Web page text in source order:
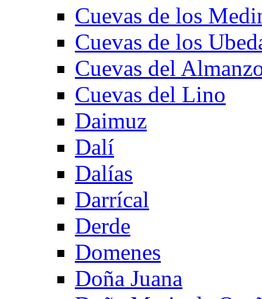
Cuevas de los
Cuevas de los
Cuevas del
Cuevas del Lino
Daimuz
Dalí
Dalías
Darrícal
Derde
Domenes
Doña Juana